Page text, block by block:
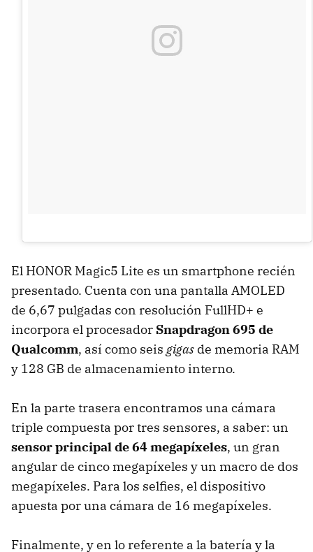
El HONOR Magic5 Lite es un smartphone recién
presentado. Cuenta con una pantalla AMOLED
de 6,67 pulgadas con resolución FullHD+ e
incorpora el procesador Snapdragon 695 de
Qualcomm, así como seis gigas de memoria RAM
y 128 GB de almacenamiento interno.
En la parte trasera encontramos una cámara
triple compuesta por tres sensores, a saber: un
sensor principal de 64 megapíxeles, un gran
angular de cinco megapíxeles y un macro de dos
megapíxeles. Para los selfies, el dispositivo
apuesta por una cámara de 16 megapíxeles.
Finalmente, y en lo referente a la batería y la